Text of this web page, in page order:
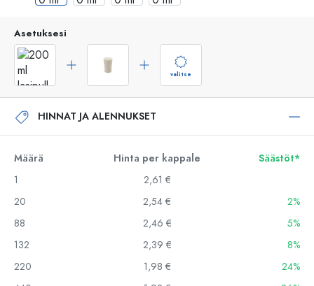
Asetuksesi
valitse
HINNAT JA ALENNUKSET
Määrä Hinta per kappale
Säästöt*
1
2,61 €
20
2,54 €
2%
88
2,46 €
5%
132
2,39 €
8%
220
1,98 €
24%